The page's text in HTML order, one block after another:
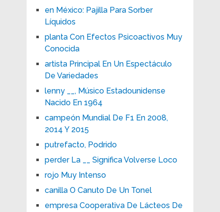
en México: Pajilla Para Sorber
Líquidos
planta Con Efectos Psicoactivos Muy
Conocida
artista Principal En Un Espectáculo
De Variedades
lenny __, Músico Estadounidense
Nacido En 1964
campeón Mundial De F1 En 2008,
2014 Y 2015
putrefacto, Podrido
perder La __ Significa Volverse Loco
rojo Muy Intenso
canilla O Canuto De Un Tonel
empresa Cooperativa De Lácteos De